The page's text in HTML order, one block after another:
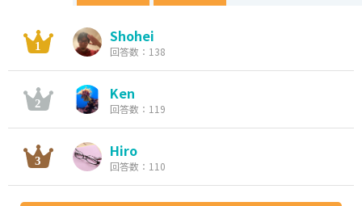
Shohei
回答数：138
Ken
回答数：119
Hiro
回答数：110